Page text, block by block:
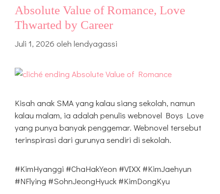
Absolute Value of Romance, Love
Thwarted by Career
Juli 1, 2026 oleh lendyagassi
Kisah anak SMA yang kalau siang sekolah, namun
kalau malam, ia adalah penulis webnovel Boys Love
yang punya banyak penggemar. Webnovel tersebut
terinspirasi dari gurunya sendiri di sekolah.
#KimHyanggi #ChaHakYeon #VIXX #KimJaehyun
#NFlying #SohnJeongHyuck #KimDongKyu